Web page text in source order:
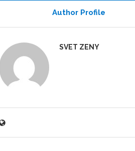
Author Profile
SVET ZENY